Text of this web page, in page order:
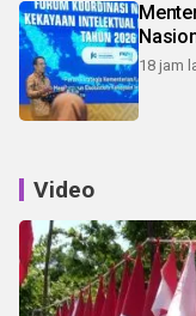
18 jam
Video